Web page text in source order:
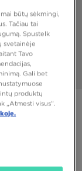
būtų sėkmingi,
Tačiau tai
Spustelk
svetainėje
Tavo
Gali bet
produktų
„Atmesti visus”.